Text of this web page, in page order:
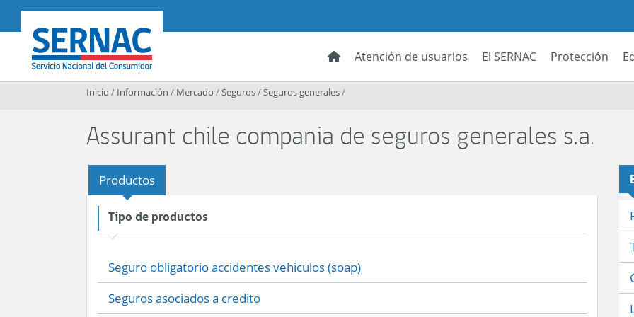
SERNAC
Atención de usuarios El SERNAC Protección
Inicio / Información / Mercado /Seguros/Seguros generales/
Assurant chile compania de seguros generales s.a.
Productos
Tipo de productos
Seguro obligatorio accidentes vehiculos (soap)
Seguros asociados a credito